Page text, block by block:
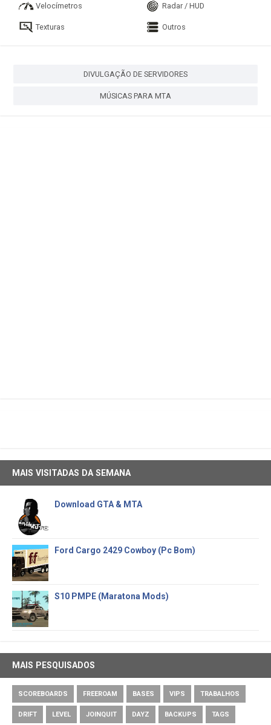
Velocímetros Radar / HUD
Texturas Outros
DIVULGAÇÃO DE SERVIDORES
MÚSICAS PARA MTA
MAIS VISITADAS DA SEMANA
Download GTA & MTA
Ford Cargo 2429 Cowboy (Pc Bom)
S10 PMPE (Maratona Mods)
MAIS PESQUISADOS
SCOREBOARDS FREEROAM BASES VIPS TRABALHOS
DRIFT LEVEL JOINQUIT DAYZ BACKUPS TAGS